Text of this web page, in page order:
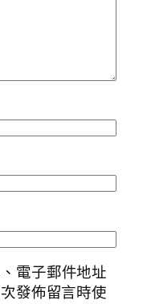
電子郵件地址
發佈留言時使